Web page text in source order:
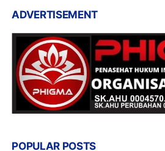
ADVERTISEMENT
POPULAR POSTS